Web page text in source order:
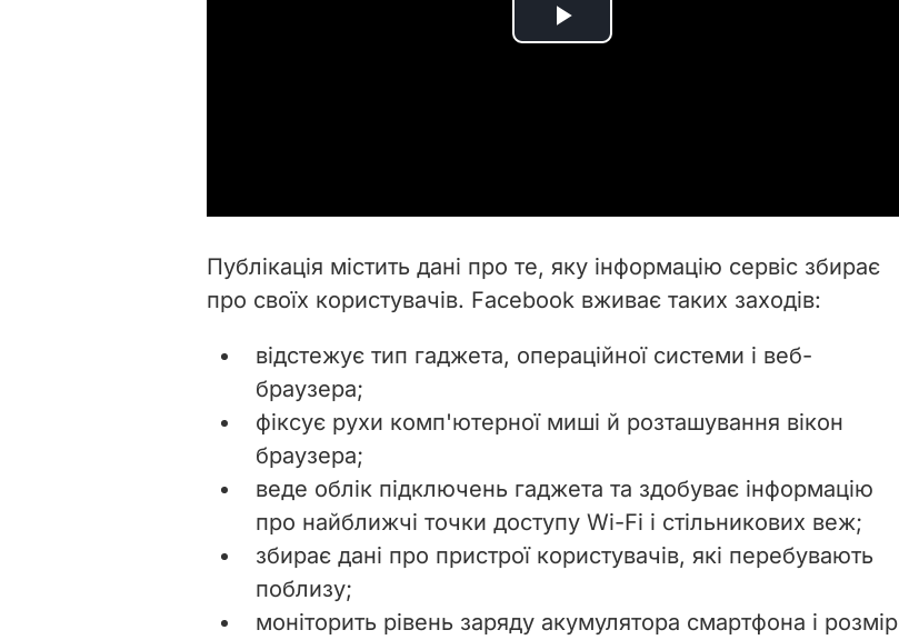
P
i
d
o
Публікація містить дані про те, яку інформацію сервіс збирає
про своїх користувачів. Facebook вживає таких заходів:
відстежує тип гаджета, операційної системи і веб-
браузера;
фіксує рухи комп'ютерної миші й розташування вікон
браузера;
веде облік підключень гаджета та здобуває інформацію
про найближчі точки доступу Wi-Fi і стільникових веж;
збирає дані про пристрої користувачів, які перебувають
поблизу;
моніторить рівень заряду акумулятора смартфона і розмір